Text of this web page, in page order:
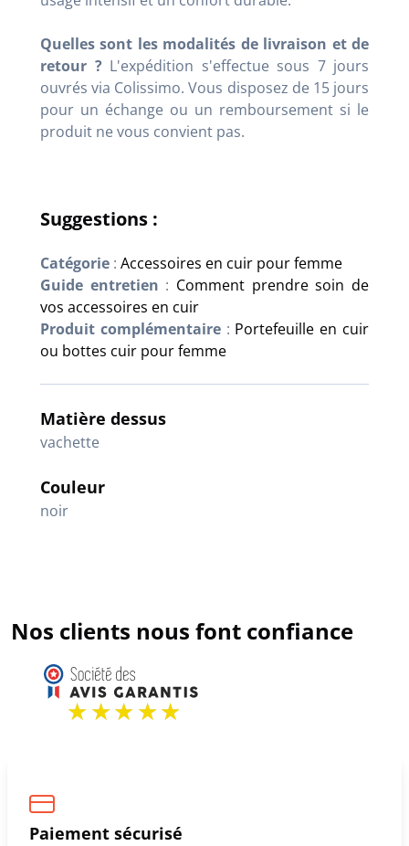
Quelles sont les modalités de livraison et de
retour ?L'expédition s'effectue sous 7 jours
ouvrés via Colissimo. Vous disposez de 15 jours
pour un échange ou un remboursement si le
produit ne vous convient pas.
Suggestions :
Catégorie : Accessoires en cuir pour femme
Guide entretien : Comment prendre soin de
vos accessoires en cuir
Produit complémentaire: Portefeuille en cuir
ou bottes cuir pour femme
Matière dessus
vachette
Couleur
noir
Nos clients nous font confiance
Paiement sécurisé